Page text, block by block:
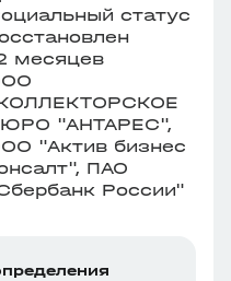
статус
месяцев
"АНТАРЕС",
"Актив бизнес
ПАО
России"